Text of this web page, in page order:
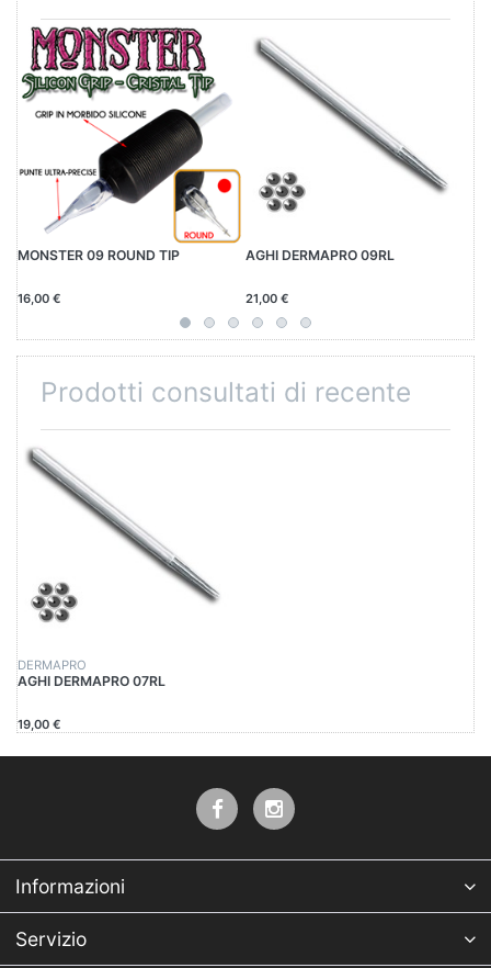
MONSTER 09 ROUND TIP
16,00 €
AGHI DERMAPRO 09RL
21,00 €
Prodotti consultati di recente
DERMAPRO
AGHI DERMAPRO 07RL
19,00 €
Informazioni
Servizio